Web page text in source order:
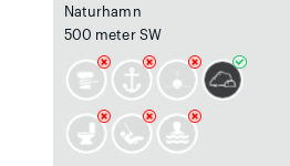
Naturhamn
500 meter SW